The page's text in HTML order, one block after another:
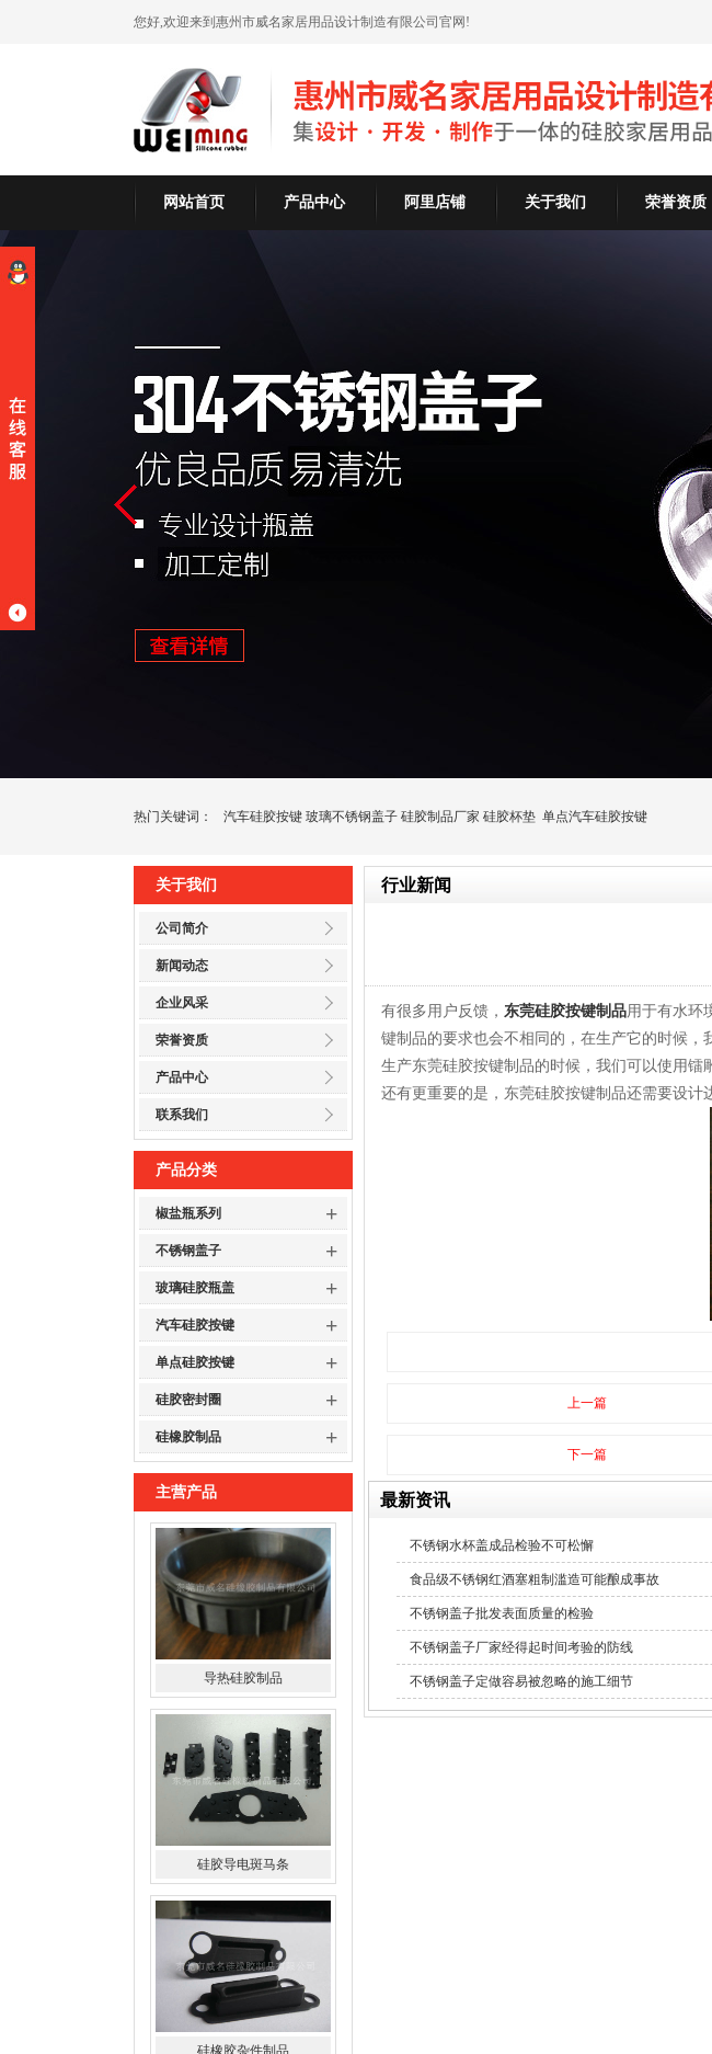
您好,欢迎来到惠州市威名家居用品设计制造有限公司官网!
网站首页 产品中心 阿里店铺 关于我们 荣誉资质
热门关键词： 汽车硅胶按键 玻璃不锈钢盖子 硅胶制品厂家 硅胶杯垫 单点汽车硅胶按键
关于我们
公司简介
新闻动态
企业风采
荣誉资质
产品中心
联系我们
产品分类
椒盐瓶系列 +
不锈钢盖子 +
玻璃硅胶瓶盖 +
汽车硅胶按键 +
单点硅胶按键 +
硅胶密封圈 +
硅橡胶制品 +
主营产品
导热硅胶制品
硅胶导电斑马条
硅橡胶杂件制品
行业新闻
有很多用户反馈， 东莞硅胶按键制品用于有水环
键制品的要求也会不相同的，在生产它的时候，
生产东莞硅胶按键制品的时候，我们可以使用镭
还有更重要的是，东莞硅胶按键制品还需要设计
上一篇
下一篇
最新资讯
不锈钢水杯盖成品检验不可松懈
食品级不锈钢红酒塞粗制滥造可能酿成事故
不锈钢盖子批发表面质量的检验
不锈钢盖子厂家经得起时间考验的防线
不锈钢盖子定做容易被忽略的施工细节